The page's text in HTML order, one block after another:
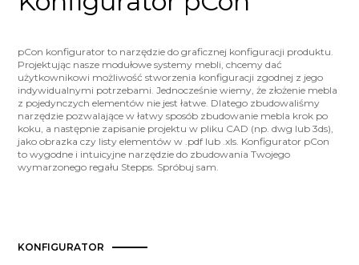
pCon konfigurator to narzędzie do graficznej konfiguracji produktu.
Projektując nasze modułowe systemy mebli, chcemy dać
użytkownikowi możliwość stworzenia konfiguracji zgodnej z jego
indywidualnymi potrzebami. Jednocześnie wiemy, że złożenie mebla
z pojedynczych elementów nie jest łatwe. Dlatego zbudowaliśmy
narzędzie pozwalające w łatwy sposób zbudowanie mebla krok po
koku, a następnie zapisanie projektu w pliku CAD (np. dwg lub 3ds),
jako obrazka czy listy elementów w .pdf lub .xls. Konfigurator pCon
to wygodne i intuicyjne narzędzie do zbudowania Twojego
wymarzonego regału Stepps. Spróbuj sam.
KONFIGURATOR